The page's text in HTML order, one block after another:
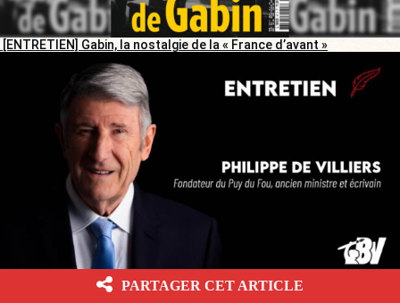
[ENTRETIEN] Gabin, la nostalgie de la « France d’avant »
« Macron, une sorte de petit Turreau en Playmobil, et
PARTAGER CET ARTICLE